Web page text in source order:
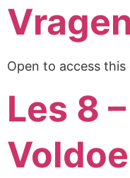
Open to access
Les 8 –